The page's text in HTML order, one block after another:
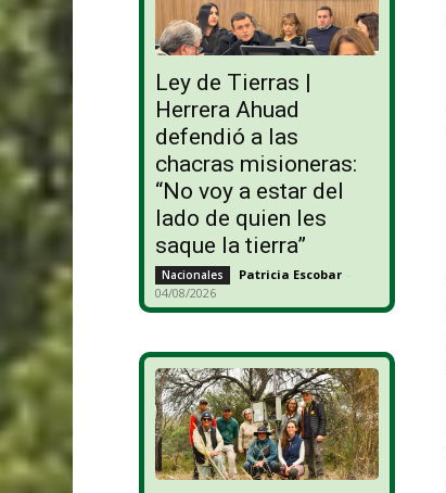
Ley de Tierras |
Herrera Ahuad
defendió a las
chacras misioneras:
“No voy a estar del
lado de quien les
saque la tierra”
Nacionales Patricia Escobar -
04/08/2026